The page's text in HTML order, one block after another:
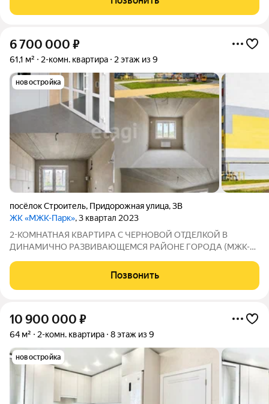
необходимая мебель. Никаких
6 700 000 ₽
61,1 м² 2-комн. квартира 2 этаж из 9
новостройка
посёлок Строитель, Придорожная улица,3В
ЖК «МЖК-Парк», 3 квартал 2023
2-КОМНАТНАЯ КВАРТИРА С ЧЕРНОВОЙ ОТДЕЛКОЙ В
ДИНАМИЧНО РАЗВИВАЮЩЕМСЯ РАЙОНЕ ГОРОДА (МЖК-
индивидуальным отоплением на 2 этаже 9-ти этажного
кирпичного дома: - Общая площадь квартиры 61,1 кв.м.; В
Позвонить
10 900 000 ₽
64 м² 2-комн. квартира 8 этаж из 9
новостройка